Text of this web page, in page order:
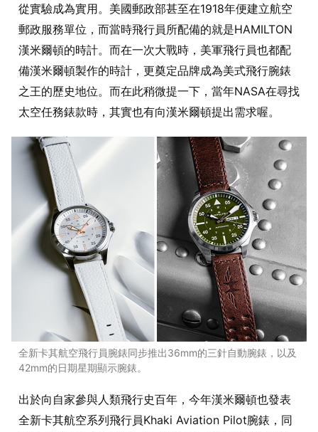
從實驗成為實用。美國郵政部甚至在1918年便建立航空
郵政服務單位，而當時飛行員所配備的就是HAMILTON
漢米爾頓的時計。而在一次大戰時，美軍飛行員也都配
備漢米爾頓製作的時計，更奠定品牌成為美式飛行腕錶
之王的歷史地位。而在此稍微提一下，當年NASA在尋找
太空任務錶款時，其實也有向漢米爾頓提出需求喔。
全新卡其航空飛行員腕錶同步推出36mm的三針自動腕錶，以及
42mm的日期星期顯示腕錶。
出於向自家參與人類飛行史百年，今年漢米爾頓也發表
全新卡其航空系列飛行員Khaki Aviation Pilot腕錶，同